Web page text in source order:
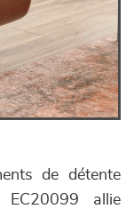
de détente
EC20099 allie